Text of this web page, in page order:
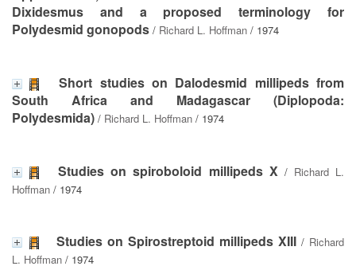
Dixidesmus and a proposed terminology for
Polydesmid gonopods / Richard L. Hoffman / 1974
Short studies on Dalodesmid millipeds from
South Africa and Madagascar (Diplopoda:
Polydesmida) / Richard L. Hoffman / 1974
Studies on spiroboloid millipeds X/ Richard L.
Hoffman / 1974
Studies on Spirostreptoid millipeds XIII / Richard
L. Hoffman / 1974